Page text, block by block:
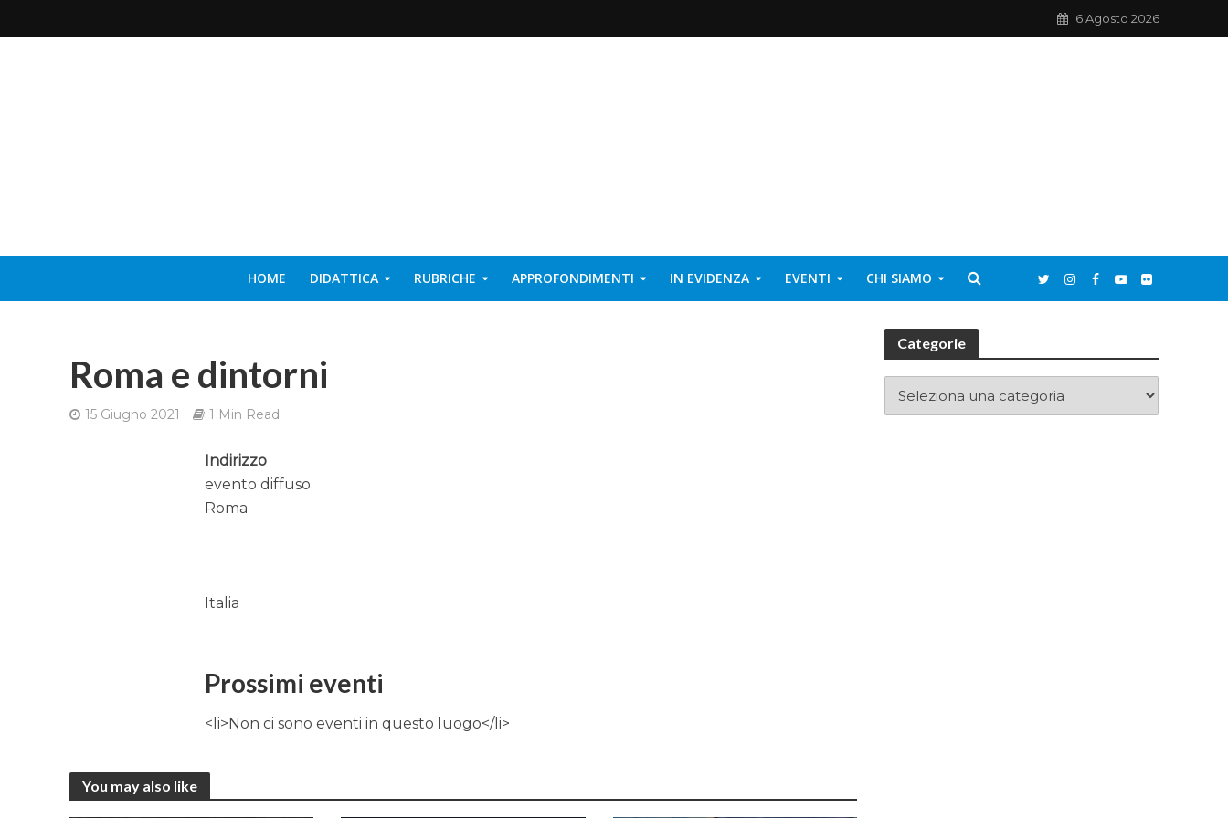
6 Agosto 2026
HOME DIDATTICA RUBRICHE APPROFONDIMENTI IN EVIDENZA EVENTI CHI SIAMO
Roma e dintorni
15 Giugno 2021 1 Min Read
Indirizzo
evento diffuso
Roma
Italia
Prossimi eventi
<li>Non ci sono eventi in questo luogo</li>
You may also like
Categorie